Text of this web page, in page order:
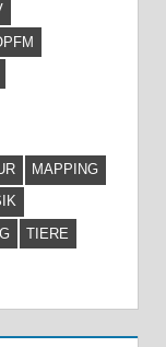
MAPPING
TIERE